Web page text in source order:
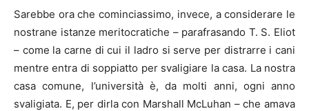
Sarebbe ora che cominciassimo, invece, a considerare le
nostrane istanze meritocratiche – parafrasando T. S. Eliot
– come la carne di cui il ladro si serve per distrarre i cani
mentre entra di soppiatto per svaligiare la casa. La nostra
casa comune, l’università è, da molti anni, ogni anno
svaligiata. E, per dirla con Marshall McLuhan – che amava